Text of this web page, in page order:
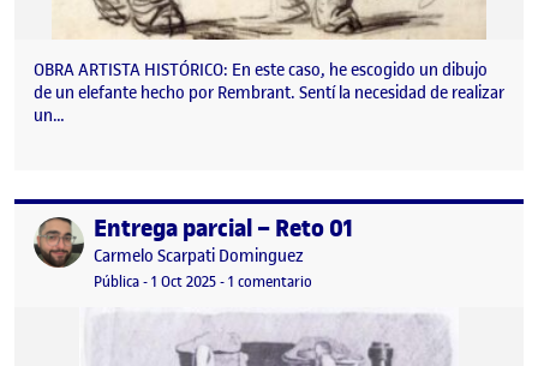
OBRA ARTISTA HISTÓRICO: En este caso, he escogido un dibujo
de un elefante hecho por Rembrant. Sentí la necesidad de realizar
un…
Publicado porEntrega parcial – Reto 01
Publicado por
Carmelo Scarpati Dominguez
Visibilidad:
Pública-Fecha de publicación
1 Oct 20251 octubre, 2025 5:46 am
-1 comentario